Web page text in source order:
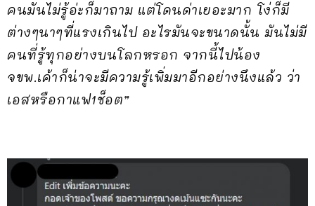
คนมันไม่รู้อ่ะก็มาถาม แต่โดนด่าเยอะมาก โง่ก็มี
ต่างๆนาๆที่แรงเกินไป อะไรมันจะขนาดนั้น มันไม่มี
คนที่รู้ทุกอย่างบนโลกหรอก จากนี้ไปน้อง
จขพ.เค้าก็น่าจะมีความรู้เพิ่มมาอีกอย่างนึงแล้ว ว่า
เอสหรือกาแฟ1ช็อต”